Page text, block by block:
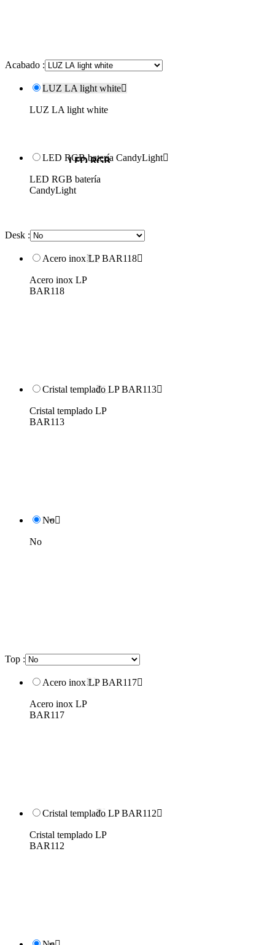
Acabado :
LUZ LA light white
LUZ LA light white
LED RGB batería CandyLight
LED RGB batería
CandyLight
Desk :
Acero inox LP BAR118
Acero inox LP
BAR118
Cristal templado LP BAR113
Cristal templado LP
BAR113
No
No
Top :
Acero inox LP BAR117
Acero inox LP
BAR117
Cristal templado LP BAR112
Cristal templado LP
BAR112